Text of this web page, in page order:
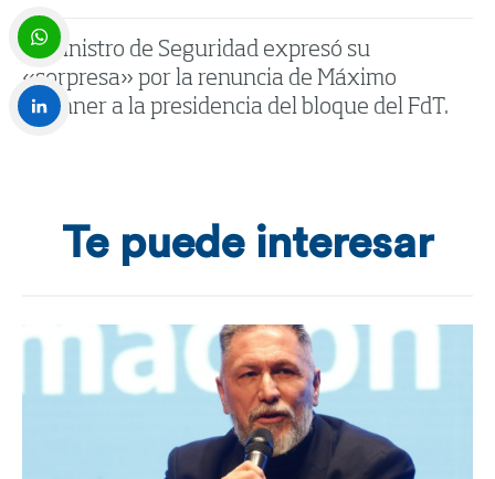
El ministro de Seguridad expresó su
«sorpresa» por la renuncia de Máximo
Kirchner a la presidencia del bloque del FdT.
Te puede interesar
Twitter
WhatsApp